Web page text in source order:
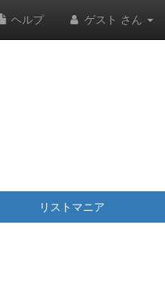
ヘルプ ゲスト さん
リストマニア